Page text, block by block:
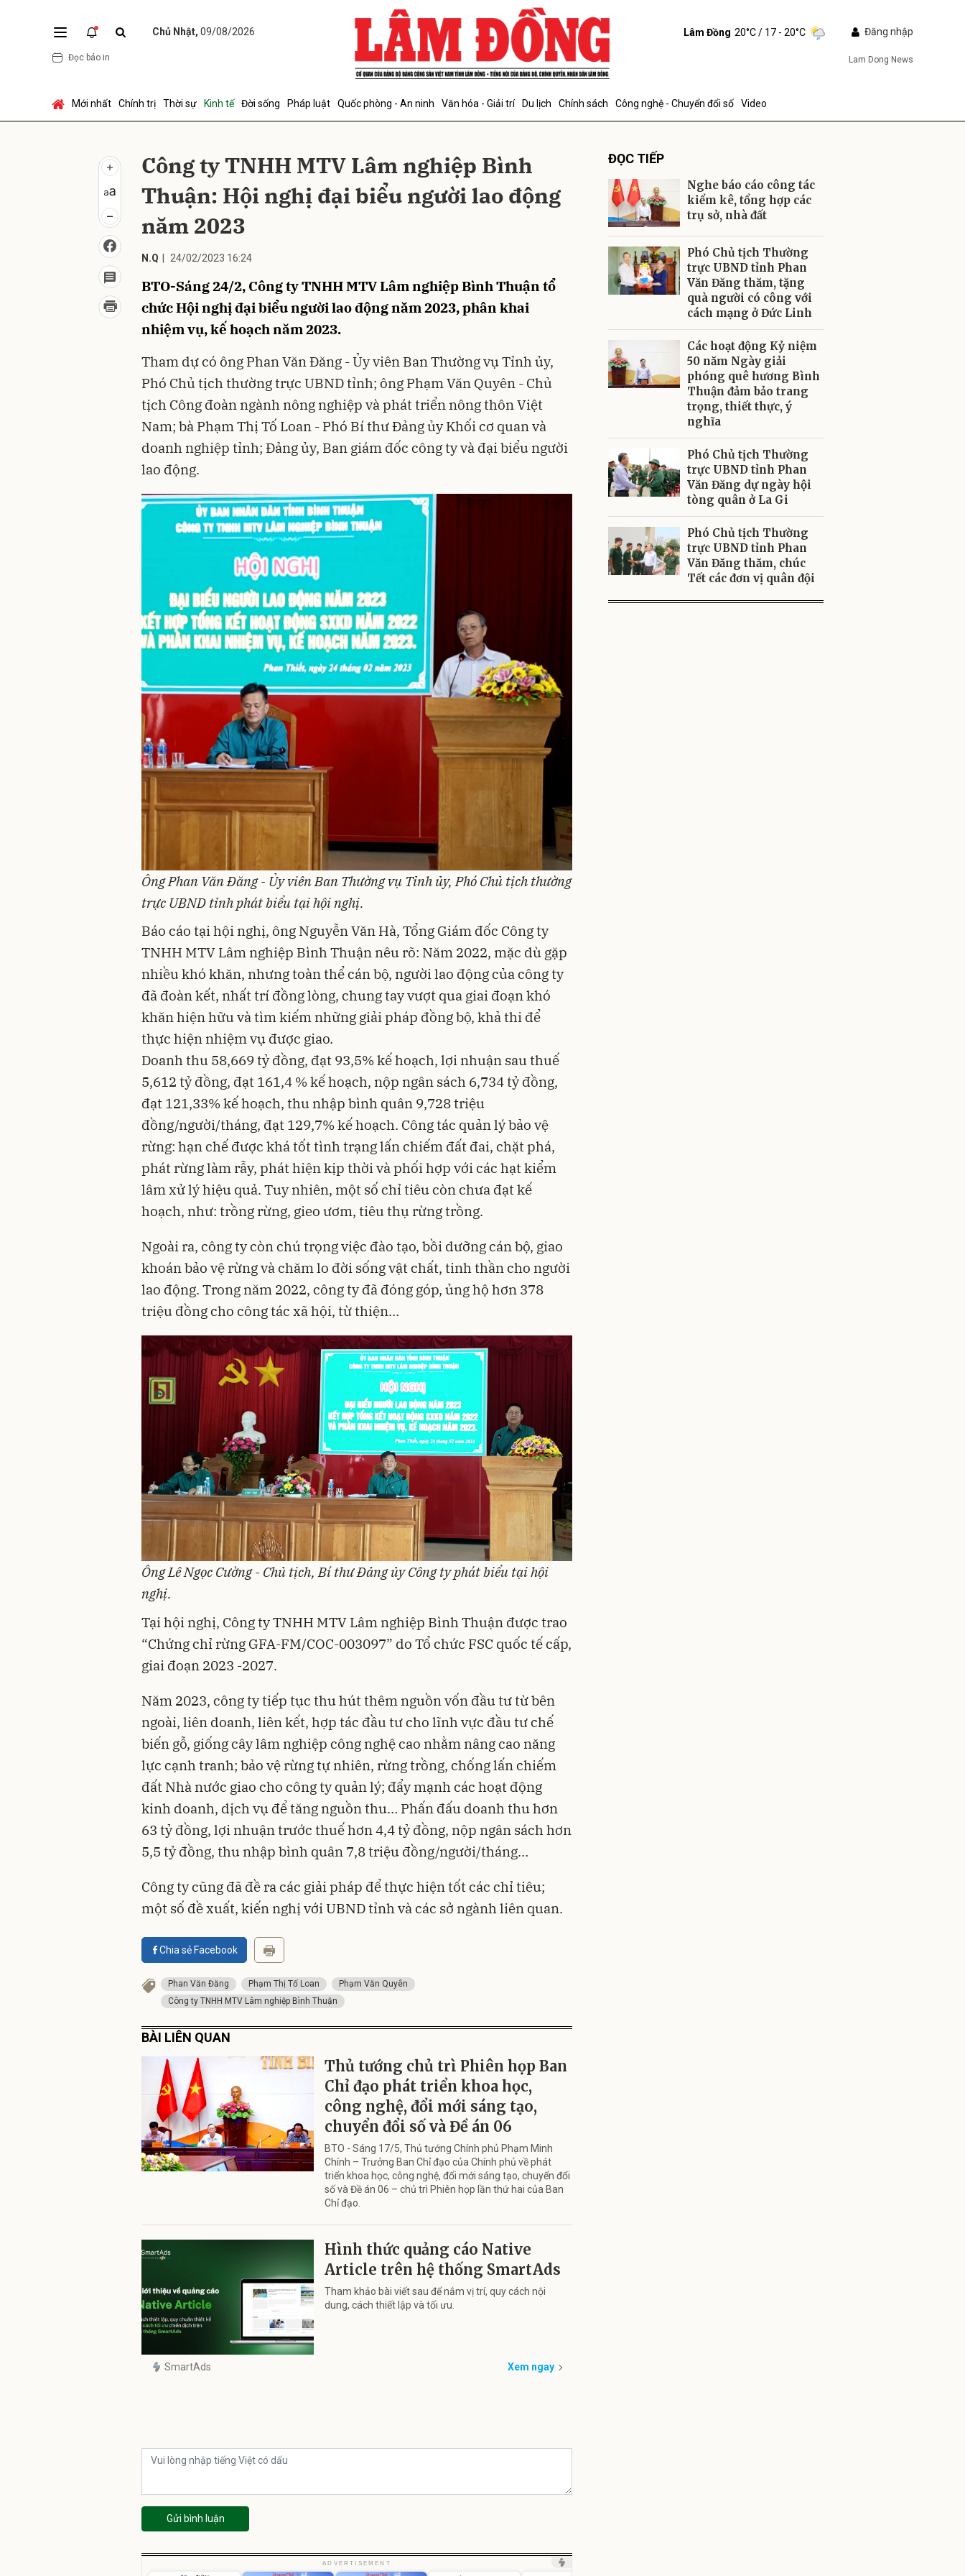
Chủ Nhật, 09/08/2026
Đọc báo in
Lâm Đồng 20°C/ 17 - 20°C Đăng nhập
Lam Dong News
Mới nhất Chính trị Thời sự Kinh tế Đời sống Pháp luật Quốc phòng - An ninh Văn hóa - Giải trí Du lịch Chính sách Công nghệ - Chuyển đổi số Video
Công ty TNHH MTV Lâm nghiệp Bình
Thuận: Hội nghị đại biểu người lao động
năm 2023
N.Q 24/02/2023 16:24
BTO-Sáng 24/2, Công ty TNHH MTV Lâm nghiệp Bình Thuận tổ
chức Hội nghị đại biểu người lao động năm 2023, phân khai
nhiệm vụ, kế hoạch năm 2023.
Tham dự có ông Phan Văn Đăng - Ủy viên Ban Thường vụ Tỉnh ủy,
Phó Chủ tịch thường trực UBND tỉnh; ông Phạm Văn Quyên - Chủ
tịch Công đoàn ngành nông nghiệp và phát triển nông thôn Việt
Nam; bà Phạm Thị Tố Loan - Phó Bí thư Đảng ủy Khối cơ quan và
doanh nghiệp tỉnh; Đảng ủy, Ban giám đốc công ty và đại biểu người
lao động.
Ông Phan Văn Đăng - Ủy viên Ban Thường vụ Tỉnh ủy, Phó Chủ tịch thường
trực UBND tỉnh phát biểu tại hội nghị.
Báo cáo tại hội nghị, ông Nguyễn Văn Hà, Tổng Giám đốc Công ty
TNHH MTV Lâm nghiệp Bình Thuận nêu rõ: Năm 2022, mặc dù gặp
nhiều khó khăn, nhưng toàn thể cán bộ, người lao động của công ty
đã đoàn kết, nhất trí đồng lòng, chung tay vượt qua giai đoạn khó
khăn hiện hữu và tìm kiếm những giải pháp đồng bộ, khả thi để
thực hiện nhiệm vụ được giao.
Doanh thu 58,669 tỷ đồng, đạt 93,5% kế hoạch, lợi nhuận sau thuế
5,612 tỷ đồng, đạt 161,4 % kế hoạch, nộp ngân sách 6,734 tỷ đồng,
đạt 121,33% kế hoạch, thu nhập bình quân 9,728 triệu
đồng/người/tháng, đạt 129,7% kế hoạch. Công tác quản lý bảo vệ
rừng: hạn chế được khá tốt tình trạng lấn chiếm đất đai, chặt phá,
phát rừng làm rẫy, phát hiện kịp thời và phối hợp với các hạt kiểm
lâm xử lý hiệu quả. Tuy nhiên, một số chỉ tiêu còn chưa đạt kế
hoạch, như: trồng rừng, gieo ươm, tiêu thụ rừng trồng.
Ngoài ra, công ty còn chú trọng việc đào tạo, bồi dưỡng cán bộ, giao
khoán bảo vệ rừng và chăm lo đời sống vật chất, tinh thần cho người
lao động. Trong năm 2022, công ty đã đóng góp, ủng hộ hơn 378
triệu đồng cho công tác xã hội, từ thiện…
Ông Lê Ngọc Cường - Chủ tịch, Bí thư Đảng ủy Công ty phát biểu tại hội
nghị.
Tại hội nghị, Công ty TNHH MTV Lâm nghiệp Bình Thuận được trao
“Chứng chỉ rừng GFA-FM/COC-003097” do Tổ chức FSC quốc tế cấp,
giai đoạn 2023 -2027.
Năm 2023, công ty tiếp tục thu hút thêm nguồn vốn đầu tư từ bên
ngoài, liên doanh, liên kết, hợp tác đầu tư cho lĩnh vực đầu tư chế
biến gỗ, giống cây lâm nghiệp công nghệ cao nhằm nâng cao năng
lực cạnh tranh; bảo vệ rừng tự nhiên, rừng trồng, chống lấn chiếm
đất Nhà nước giao cho công ty quản lý; đẩy mạnh các hoạt động
kinh doanh, dịch vụ để tăng nguồn thu… Phấn đấu doanh thu hơn
63 tỷ đồng, lợi nhuận trước thuế hơn 4,4 tỷ đồng, nộp ngân sách hơn
5,5 tỷ đồng, thu nhập bình quân 7,8 triệu đồng/người/tháng…
Công ty cũng đã đề ra các giải pháp để thực hiện tốt các chỉ tiêu;
một số đề xuất, kiến nghị với UBND tỉnh và các sở ngành liên quan.
Chia sẻ Facebook
Phan Văn Đăng Phạm Thị Tố Loan
Phạm Văn Quyên
Công ty TNHH MTV Lâm nghiệp Bình Thuận
BÀI LIÊN QUAN
Thủ tướng chủ trì Phiên họp Ban
Chỉ đạo phát triển khoa học,
công nghệ, đổi mới sáng tạo,
chuyển đổi số và Đề án 06
BTO - Sáng 17/5, Thủ tướng Chính phủ Phạm Minh
Chính – Trưởng Ban Chỉ đạo của Chính phủ về phát
triển khoa học, công nghệ, đổi mới sáng tạo, chuyển đổi
số và Đề án 06 – chủ trì Phiên họp lần thứ hai của Ban
Chỉ đạo.
Hình thức quảng cáo Native
Article trên hệ thống SmartAds
Tham khảo bài viết sau để nắm vị trí, quy cách nội
dung, cách thiết lập và tối ưu.
SmartAds Xem ngay
Gửi bình luận
ADVERTISEMENT Unmute
ĐỌC TIẾP
Nghe báo cáo công tác
kiểm kê, tổng hợp các
trụ sở, nhà đất
Phó Chủ tịch Thường
trực UBND tỉnh Phan
Văn Đăng thăm, tặng
quà người có công với
cách mạng ở Đức Linh
Các hoạt động Kỷ niệm
50 năm Ngày giải
phóng quê hương Bình
Thuận đảm bảo trang
trọng, thiết thực, ý
nghĩa
Phó Chủ tịch Thường
trực UBND tỉnh Phan
Văn Đăng dự ngày hội
tòng quân ở La Gi
Phó Chủ tịch Thường
trực UBND tỉnh Phan
Văn Đăng thăm, chúc
Tết các đơn vị quân đội
Gửi bình luận
Gửi